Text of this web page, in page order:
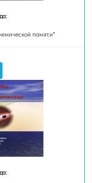
памяти*